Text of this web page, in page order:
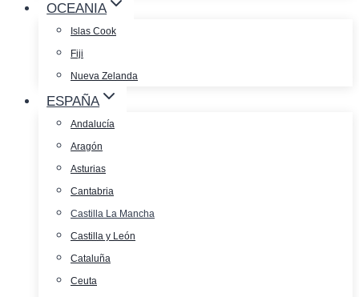
OCEANIA
Islas Cook
Fiji
Nueva Zelanda
ESPAÑA
Andalucía
Aragón
Asturias
Cantabria
Castilla La Mancha
Castilla y León
Cataluña
Ceuta